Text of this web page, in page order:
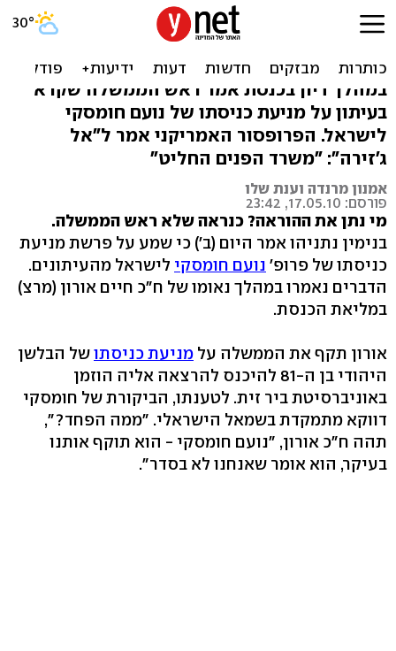
נתניהו: קראתי בעיתון;
חומסקי: החלטה מלמעלה
במהלך דיון בכנסת אמר ראש הממשלה שקרא
בעיתון על מניעת כניסתו של נועם חומסקי
לישראל. הפרופסור האמריקני אמר ל"אל
ג'זירה": "משרד הפנים החליט"
אמנון מרנדה וענת שלו
פורסם: 17.05.10, 23:42
מי נתן את ההוראה? כנראה שלא ראש הממשלה.
בנימין נתניהו אמר היום (ב') כי שמע על פרשת מניעת
כניסתו של פרופ' נועם חומסקי לישראל מהעיתונים.
הדברים נאמרו במהלך נאומו של ח"כ חיים אורון (מרצ)
במליאת הכנסת.
אורון תקף את הממשלה על מניעת כניסתושל הבלשן
היהודי בן ה-81 להיכנס להרצאה אליה הוזמן
באוניברסיטת ביר זית. לטענתו, הביקורת של חומסקי
דווקא מתמקדת בשמאל הישראלי. "ממה הפחד?",
תהה ח"כ אורון, "נועם חומסקי - הוא תוקף אותנו
בעיקר, הוא אומר שאנחנו לא בסדר".